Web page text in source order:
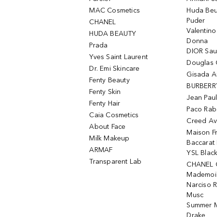
MAC Cosmetics
CHANEL
HUDA BEAUTY
Prada
Yves Saint Laurent
Dr. Emi Skincare
Fenty Beauty
Fenty Skin
Fenty Hair
Caia Cosmetics
About Face
Milk Makeup
ARMAF
Transparent Lab
Huda
Puder
Donna
DIOR
Douglas
Gisada
Jean
Paco
Creed
Maison
Baccarat
YSL
CHANEL
Narciso
Musc
Summer
Drake